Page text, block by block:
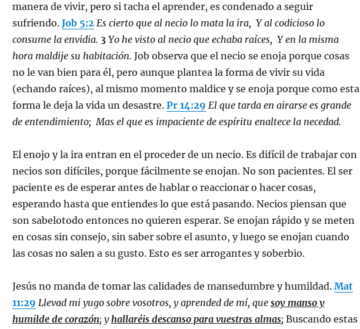
manera de vivir, pero si tacha el aprender, es condenado a seguir
sufriendo. Job 5:2Es cierto que al necio lo mata la ira, Y al codicioso lo
consume la envidia. 3Yo he visto al necio que echaba raíces, Y en la misma
hora maldije su habitación. Job observa que el necio se enoja porque cosas
no le van bien para él, pero aunque plantea la forma de vivir su vida
(echando raíces), al mismo momento maldice y se enoja porque como esta
forma le deja la vida un desastre. Pr 14:29 El que tarda en airarse es grande
de entendimiento; Mas el que es impaciente de espíritu enaltece la necedad.
El enojo y la ira entran en el proceder de un necio. Es difícil de trabajar con
necios son difíciles, porque fácilmente se enojan. No son pacientes. El ser
paciente es de esperar antes de hablar o reaccionar o hacer cosas,
esperando hasta que entiendes lo que está pasando. Necios piensan que
son sabelotodo entonces no quieren esperar. Se enojan rápido y se meten
en cosas sin consejo, sin saber sobre el asunto, y luego se enojan cuando
las cosas no salen a su gusto. Esto es ser arrogantes y soberbio.
Jesús no manda de tomar las calidades de mansedumbre y humildad. Mat
11:29 Llevad mi yugo sobre vosotros, y aprended de mí, que soy manso y
humilde de corazón; yhallaréis descanso para vuestras almas; Buscando estas